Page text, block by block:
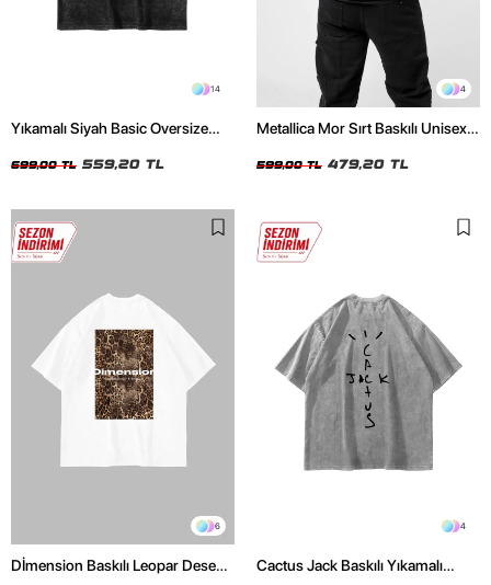
14
Yıkamalı Siyah Basic Oversize
699,00 TL 559,20 TL
4
Metallica Mor Sırt Baskılı Unisex
599,00 TL 479,20 TL
6
Dİmension Baskılı Leopar Desenli
4
Cactus Jack Baskılı Yıkamalı